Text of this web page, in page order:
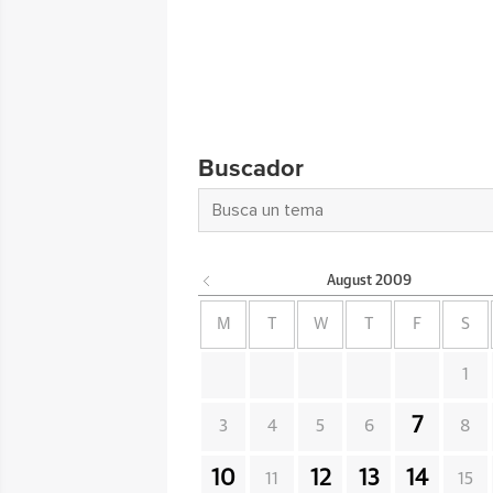
Buscador
August 2009
M W F S
1
3 4 5 6 7 8
10 11 12 13 14 15